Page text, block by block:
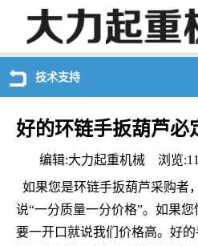
技术支持
好的环链手扳葫芦必
编辑:大力起重机械 浏览
如果您是环链手扳葫芦采购者
说“一分质量一分价格”。如果
要一开口就说我们价格高。好